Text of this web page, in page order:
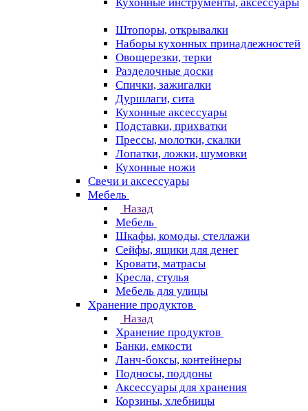
Штопоры, открывалки
Наборы кухонных принадлежностей
Овощерезки, терки
Разделочные доски
Спички, зажигалки
Дуршлаги, сита
Кухонные аксессуары
Подставки, прихватки
Прессы, молотки, скалки
Лопатки, ложки, шумовки
Кухонные ножи
Свечи и аксессуары
Мебель
Назад
Мебель
Шкафы, комоды, стеллажи
Сейфы, ящики для денег
Кровати, матрасы
Кресла, стулья
Мебель для улицы
Хранение продуктов
Назад
Хранение продуктов
Банки, емкости
Ланч-боксы, контейнеры
Подносы, поддоны
Аксессуары для хранения
Корзины, хлебницы